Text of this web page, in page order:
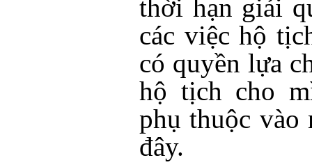
thời hạn giải
các việc hộ
có quyền lựa
hộ tịch cho
phụ thuộc
đây.